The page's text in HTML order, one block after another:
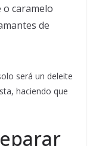
o caramelo
de
será un deleite
haciendo que